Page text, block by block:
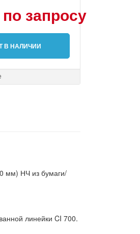
запросу
В НАЛИЧИИ
мм) НЧ из бумаги/
линейки CI 700.